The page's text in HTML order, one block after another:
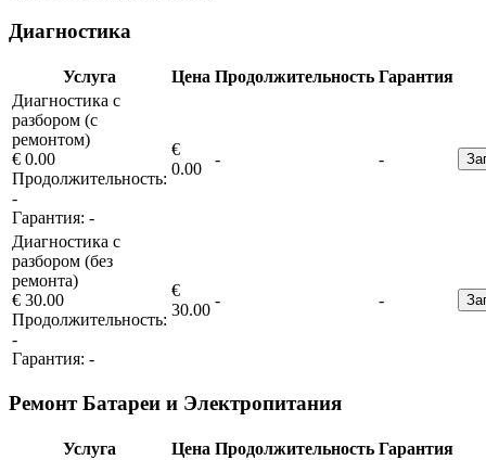
Диагностика
Услуга Цена Продолжительность Гарантия
Диагностика с
разбором (с
ремонтом)
€ 0.00
Продолжительность:
-
Гарантия: -
€
0.00
- -
Диагностика с
разбором (без
ремонта)
€ 30.00
Продолжительность:
-
Гарантия: -
€
30.00
- -
Ремонт Батареи и Электропитания
Услуга Цена Продолжительность Гарантия